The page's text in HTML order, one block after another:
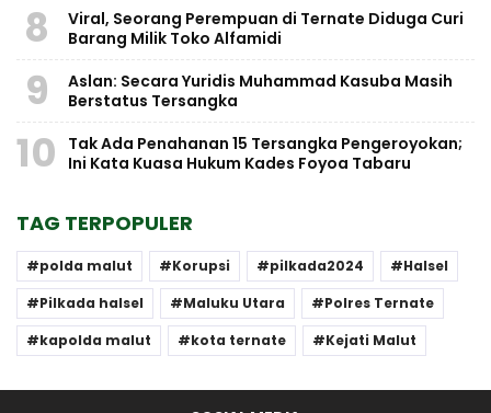
8
Viral, Seorang Perempuan di Ternate Diduga Curi
Barang Milik Toko Alfamidi
9
Aslan: Secara Yuridis Muhammad Kasuba Masih
Berstatus Tersangka
10
Tak Ada Penahanan 15 Tersangka Pengeroyokan;
Ini Kata Kuasa Hukum Kades Foyoa Tabaru
TAG TERPOPULER
polda malut Korupsi pilkada2024
Halsel
Pilkada halsel
Maluku Utara
Polres Ternate
kapolda malut
kota ternate Kejati Malut